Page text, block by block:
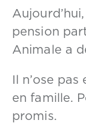
pension
Animale a
Il n’ose
en famille.
promis.